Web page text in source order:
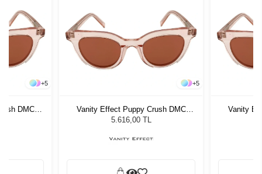
+5
DMC
+5
Vanity Effect Puppy Crush DMC
Kadın Güneş Gözlüğü
5.616,00 TL
Vanity